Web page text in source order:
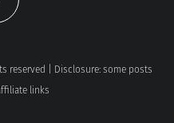
reserved | Disclosure: some posts
links